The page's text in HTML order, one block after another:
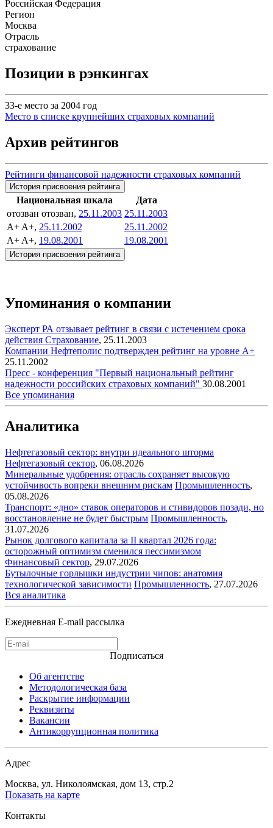
Российская Федерация
Регион
Москва
Отрасль
страхование
Позиции в рэнкингах
33-е место за 2004 год
Место в списке крупнейших страховых компаний
Архив рейтингов
Рейтинги финансовой надежности страховых компаний
История присвоения рейтинга
Национальная шкала
Дата
отозван отозван, 25.11.2003 25.11.2003
A+ A+, 25.11.2002
25.11.2002
A+ A+, 19.08.2001 19.08.2001
История присвоения рейтинга
Упоминания о компании
Эксперт РА отзывает рейтинг в связи с истечением срока
действия Страхование, 25.11.2003
Компании Нефтеполис подтвержден рейтинг на уровне A+
25.11.2002
Пресс - конференция "Первый национальный рейтинг
надежности российских страховых компаний" 30.08.2001
Все упоминания
Аналитика
Нефтегазовый сектор: внутри идеального шторма
Нефтегазовый сектор, 06.08.2026
Минеральные удобрения: отрасль сохраняет высокую
устойчивость вопреки внешним рискам Промышленность,
05.08.2026
Транспорт: «дно» ставок операторов и стивидоров позади, но
восстановление не будет быстрым Промышленность,
31.07.2026
Рынок долгового капитала за II квартал 2026 года:
осторожный оптимизм сменился пессимизмом
Финансовый сектор, 29.07.2026
Бутылочные горлышки индустрии чипов: анатомия
технологической зависимости Промышленность, 27.07.2026
Вся аналитика
Ежедневная E-mail рассылка
Подписаться
Об агентстве
Методологическая база
Раскрытие информации
Реквизиты
Вакансии
Антикоррупционная политика
Адрес
Москва, ул. Николоямская, дом 13, стр.2
Показать на карте
Контакты